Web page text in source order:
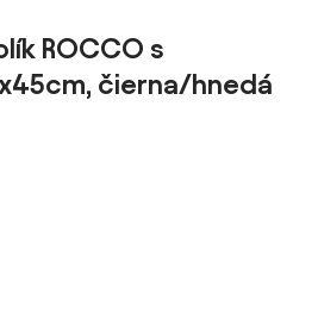
ROCCO s
čierna/hnedá